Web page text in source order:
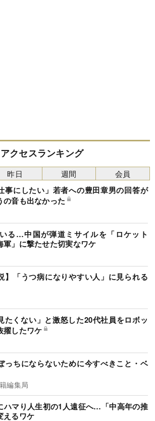
アクセスランキング
事にしたい」若者への豊田章男の回答が
の音も出なかった
る…中国が弾道ミサイルを「ロケット
軍」に撃たせた切実なワケ
】「うつ病になりやすい人」に見られる
たくない」と激怒した20代社員をロボッ
擢したワケ
っちにならないために今すべきこと・ベ
編集局
ハマり人生初の1人遠征へ…「中高年の推
えるワケ
昨日 週間 会員